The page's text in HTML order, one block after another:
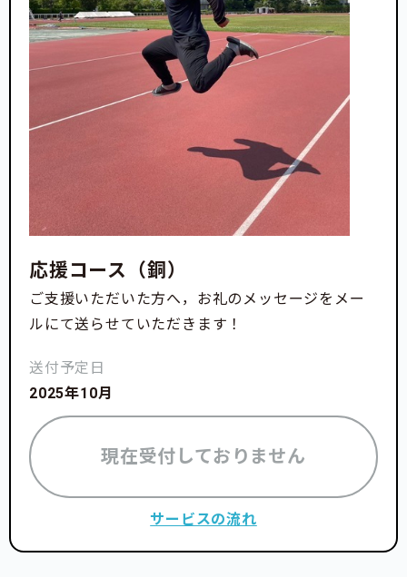
応援コース（銅）
ご支援いただいた方へ，お礼のメッセージをメー
ルにて送らせていただきます！
送付予定日
2025年10月
現在受付しておりません
サービスの流れ